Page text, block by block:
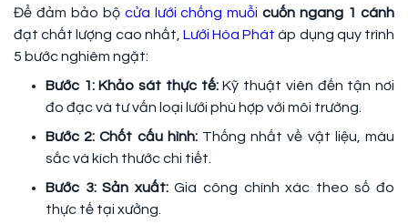
Để đảm bảo bộ cửa lưới chống muỗi cuốn ngang 1 cánh
đạt chất lượng cao nhất, Lưới Hòa Phát áp dụng quy trình
5 bước nghiêm ngặt:
Bước 1: Khảo sát thực tế:Kỹ thuật viên đến tận nơi
đo đạc và tư vấn loại lưới phù hợp với môi trường.
Bước 2: Chốt cấu hình:Thống nhất về vật liệu, màu
sắc và kích thước chi tiết.
Bước 3: Sản xuất:Gia công chính xác theo số đo
thực tế tại xưởng.